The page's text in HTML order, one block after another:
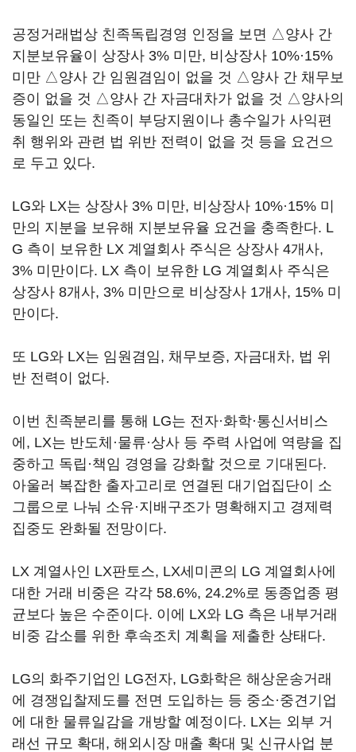
공정거래법상 친족독립경영 인정을 보면 △양사 간
지분보유율이 상장사 3% 미만, 비상장사 10%·15%
미만 △양사 간 임원겸임이 없을 것 △양사 간 채무보
증이 없을 것 △양사 간 자금대차가 없을 것 △양사의
동일인 또는 친족이 부당지원이나 총수일가 사익편
취 행위와 관련 법 위반 전력이 없을 것 등을 요건으
로 두고 있다.
LG와 LX는 상장사 3% 미만, 비상장사 10%·15% 미
만의 지분을 보유해 지분보유율 요건을 충족한다. L
G 측이 보유한 LX 계열회사 주식은 상장사 4개사,
3% 미만이다. LX 측이 보유한 LG 계열회사 주식은
상장사 8개사, 3% 미만으로 비상장사 1개사, 15% 미
만이다.
또 LG와 LX는 임원겸임, 채무보증, 자금대차, 법 위
반 전력이 없다.
이번 친족분리를 통해 LG는 전자·화학·통신서비스
에, LX는 반도체·물류·상사 등 주력 사업에 역량을 집
중하고 독립·책임 경영을 강화할 것으로 기대된다.
아울러 복잡한 출자고리로 연결된 대기업집단이 소
그룹으로 나눠 소유·지배구조가 명확해지고 경제력
집중도 완화될 전망이다.
LX 계열사인 LX판토스, LX세미콘의 LG 계열회사에
대한 거래 비중은 각각 58.6%, 24.2%로 동종업종 평
균보다 높은 수준이다. 이에 LX와 LG 측은 내부거래
비중 감소를 위한 후속조치 계획을 제출한 상태다.
LG의 화주기업인 LG전자, LG화학은 해상운송거래
에 경쟁입찰제도를 전면 도입하는 등 중소·중견기업
에 대한 물류일감을 개방할 예정이다. LX는 외부 거
래선 규모 확대, 해외시장 매출 확대 및 신규사업 분